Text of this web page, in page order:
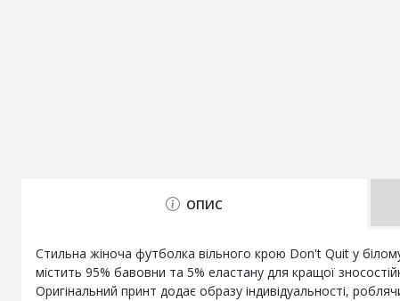
ОПИС
Стильна жіноча футболка вільного крою Don't Quit у
містить 95% бавовни та 5% еластану для кращої
Оригінальний принт додає образу індивідуальності,